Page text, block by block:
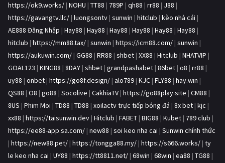
https://ok9.works/ | NOHU | TT88 | 789P | qh88 | rr88 | J88 |
https://gavangtv.llc/ | luongsontv | sunwin | hitclub | kèo nhà cái |
AE888 Đăng Nhập | Hay88 | Hay88 | Hay88 | Hay88 | Hay88 | Hay88 |
hitclub | https://mm88.tax/ | sunwin | https://icm88.com/ | sunwin |
https://aukuwin.com/ | GG88 | RR88 | shbet | XX88 | Hitclub | NHATVIP |
GOAL123 | KING88 | 8DAY | shbet | grandpashabet | 86bet | o8 | rr88 |
uy88 | onbet | https://go8f.design/ | alo789 | KJC | FLY88 | hay.win |
QS88 | O8 | go88 | Socolive | CakhiaTV | https://go88play.site | CM88 |
8US | Phim Moi | TD88 | TD88 | xoilactv trực tiếp bóng đá | 8x bet | kjc |
xx88 | https://taisunwin.dev | Hitclub | FABET | BIG88 | Kubet | 789 club |
https://ee88-app.sa.com/ | new88 | soi keo nha cai | Sunwin chính thức
| https://new88.pet/ | https://tongga88.my/ | https://s666.works/ | ty
le keo nha cai | UY88 | https://tt8811.net/ | 68win | 68win | ea88 | TG88 |